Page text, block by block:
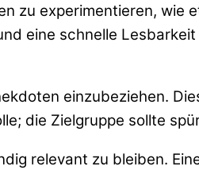
zu experimentieren,
eine schnelle
einzubeziehen.
die Zielgruppe sollte
relevant zu bleiben.